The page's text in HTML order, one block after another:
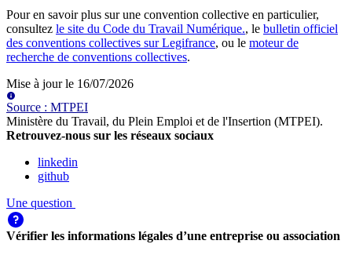
Pour en savoir plus sur une convention collective en particulier,
consultez le site du Code du Travail Numérique., le bulletin officiel
des conventions collectives sur Legifrance, ou le moteur de
recherche de conventions collectives.
Mise à jour le 16/07/2026
Source : MTPEI
Ministère du Travail, du Plein Emploi et de l'Insertion (MTPEI).
Retrouvez-nous sur les réseaux sociaux
linkedin
github
Une question
Vérifier les informations légales d’une entreprise ou association